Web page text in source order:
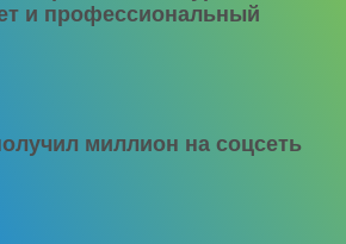
и профессиональный
миллион на соцсеть